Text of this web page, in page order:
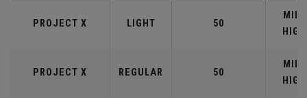
PROJECT X LIGHT 50
MID-
HIGH
PROJECT X REGULAR 50
MID-
HIGH